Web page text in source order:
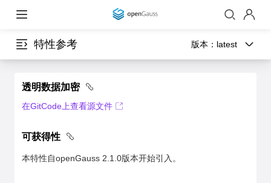
特性参考 版本： latest
透明数据加密
在GitCode上查看源文件
可获得性
本特性自openGauss 2.1.0版本开始引入。